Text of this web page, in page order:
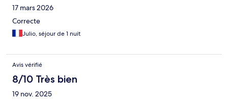
17 mars 2026
Correcte
Julio, séjour de 1 nuit
Avis vérifié
8/10 Très bien
19 nov. 2025